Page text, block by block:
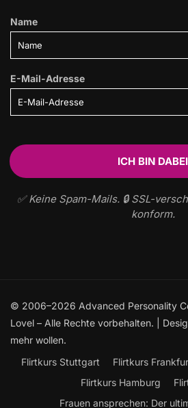
Name
E-Mail-Adresse
✅ Keine Spam-Mails. 🔒 SSL-
konform.
© 2006–2026 Advanced Personality
Lovel – Alle Rechte vorbehalten. |
mehr wollen.
Flirtkurs Stuttgart
Flirtkurs
Flirtkurs Hamburg
Frauen ansprechen: Der